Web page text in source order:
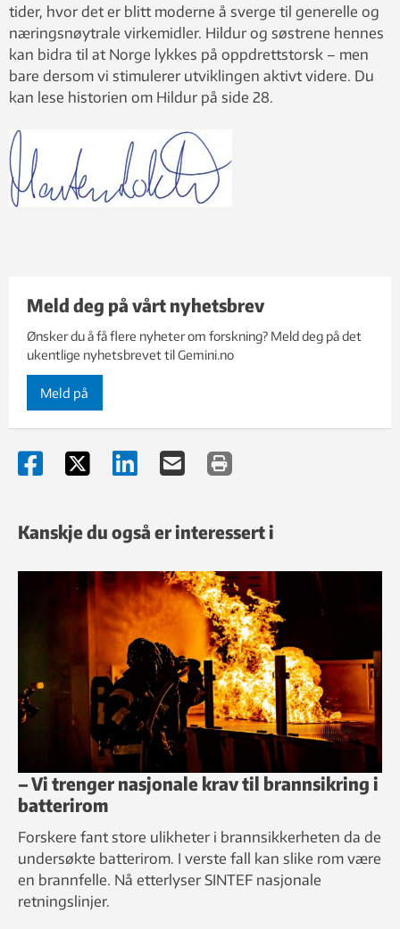
tider, hvor det er blitt moderne å sverge til generelle og
næringsnøytrale virkemidler. Hildur og søstrene hennes
kan bidra til at Norge lykkes på oppdretts­torsk – men
bare dersom vi stimulerer utviklingen aktivt videre. Du
kan lese historien om Hildur på side 28.
Meld deg på vårt nyhetsbrev
Ønsker du å få flere nyheter om forskning? Meld deg på det
ukentlige nyhetsbrevet til Gemini.no
Meld på
Kanskje du også er interessert i
– Vi trenger nasjonale krav til brannsikring i
batterirom
Forskere fant store ulikheter i brannsikkerheten da de
undersøkte batterirom. I verste fall kan slike rom være
en brannfelle. Nå etterlyser SINTEF nasjonale
retningslinjer.